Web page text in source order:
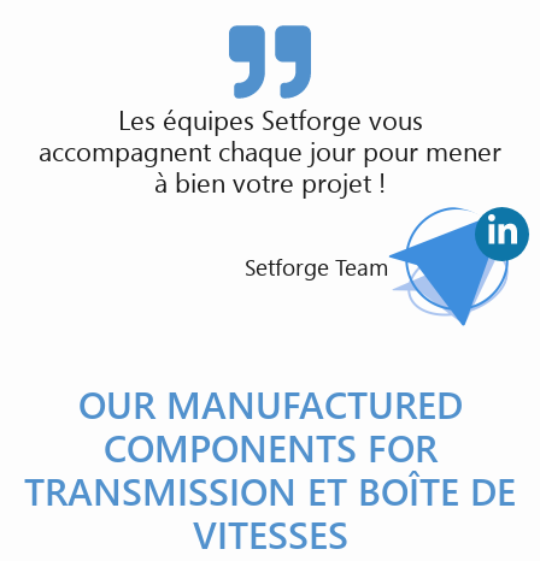
Les équipes Setforge vous
accompagnent chaque jour pour mener
à bien votre projet !
Setforge Team
OUR MANUFACTURED
COMPONENTS FOR
TRANSMISSION ET BOÎTE DE
VITESSES